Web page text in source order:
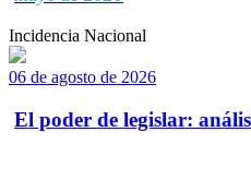
Incidencia Nacional
06 de agosto de 2026
El poder de legislar: